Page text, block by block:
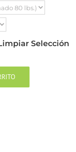
Selección